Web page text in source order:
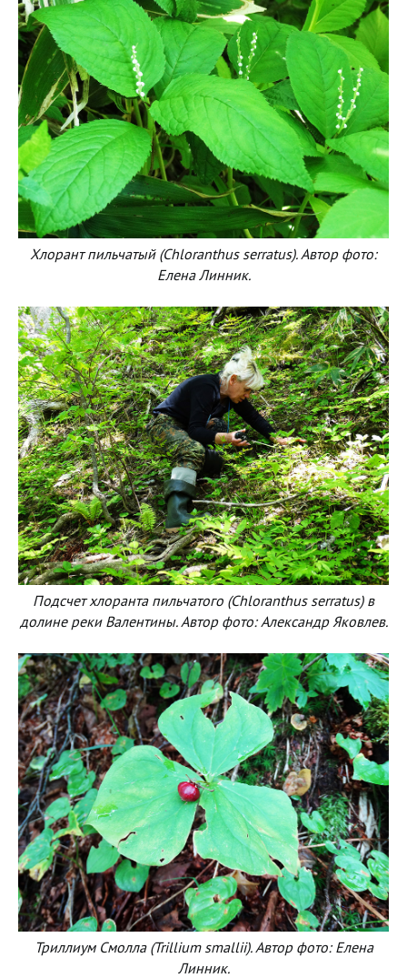
Хлорант пильчатый (Chloranthus serratus). Автор фото:
Елена Линник.
Подсчет хлоранта пильчатого (Chloranthus serratus) в
долине реки Валентины. Автор фото: Александр Яковлев.
Триллиум Смолла (Trillium smallii). Автор фото: Елена
Линник.